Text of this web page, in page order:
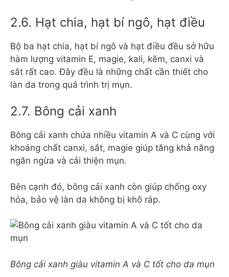
2.6. Hạt chia, hạt bí ngô, hạt điều
Bộ ba hạt chia, hạt bí ngô và hạt điều đều sở hữu
hàm lượng vitamin E, magie, kali, kẽm, canxi và
sắt rất cao. Đây đều là những chất cần thiết cho
làn da trong quá trình trị mụn.
2.7. Bông cải xanh
Bông cải xanh chứa nhiều vitamin A và C cùng với
khoáng chất canxi, sắt, magie giúp tăng khả năng
ngăn ngừa và cải thiện mụn.
Bên cạnh đó, bông cải xanh còn giúp chống oxy
hóa, bảo vệ làn da không bị khô ráp.
Bông cải xanh giàu vitamin A và C tốt cho da mụn